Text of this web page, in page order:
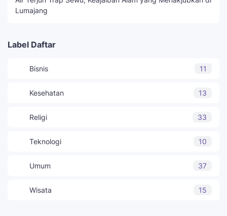
Lumajang
Label Daftar
Bisnis 11
Kesehatan 13
Religi 33
Teknologi 10
Umum 37
Wisata 15